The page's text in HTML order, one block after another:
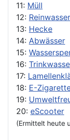
11: Müll
12: Reinwasser
13: Hecke
14: Abwässer
15:
16:
17:
18: E-
19:
20: eScooter
(Ermittelt heute